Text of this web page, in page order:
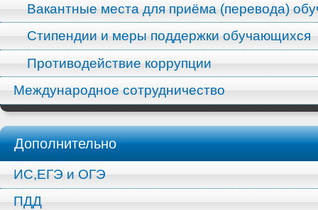
Вакантные места для приёма (перевода)
Стипендии и меры поддержки обучающихся
Противодействие коррупции
Международное сотрудничество
Дополнительно
ИС,ЕГЭ и ОГЭ
ПДД